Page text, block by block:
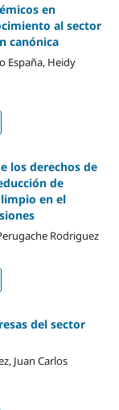
en
al sector
canónica
España, Heidy
los derechos de
de
en el
Rodriguez
del sector
Juan Carlos